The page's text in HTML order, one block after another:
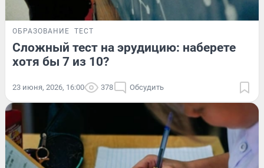
ОБРАЗОВАНИЕ ТЕСТ
Сложный тест на эрудицию: наберете
хотя бы 7 из 10?
23 июня, 2026, 16:00 378 Обсудить